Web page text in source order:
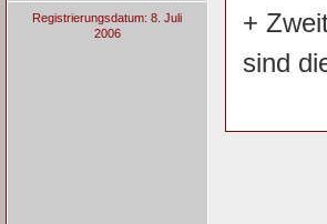
Registrierungsdatum: 8. Juli
2006
+
sind